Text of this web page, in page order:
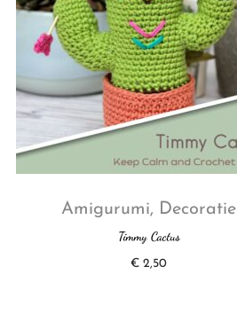
Amigurumi, Decoratie
Timmy Cactus
€ 2,50